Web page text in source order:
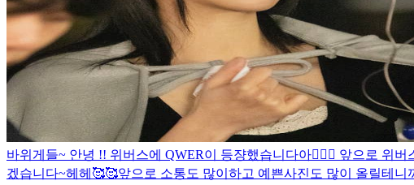
바위게들~ 안녕 !! 위버스에 QWER이 등쟝했습니다아💁🏻‍♀️ 앞으로 위
겠습니다~헤헤🥰🥰앞으로 소통도 많이하고 예쁜사진도 많이 올릴테